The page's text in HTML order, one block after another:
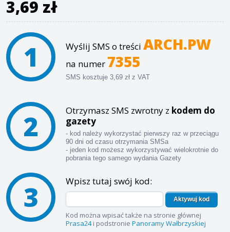
3,69 zł
1 Wyślij SMS o treści ARCH.PW
na numer 7355
SMS kosztuje 3,69 zł z VAT
2 Otrzymasz SMS zwrotny z kodem do
gazety
- kod należy wykorzystać pierwszy raz w przeciągu
90 dni od czasu otrzymania SMSa
- jeden kod możesz wykorzystywać wielokrotnie do
pobrania tego samego wydania Gazety
3 Wpisz tutaj swój kod:
Aktywuj kod
Kod można wpisać także na stronie głównej
Prasa24i podstronie Panoramy Wałbrzyskiej